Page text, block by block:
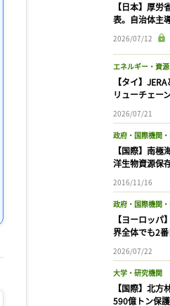
【日本】厚
表。自治体主
2026/07/12
エネルギー・資源
【タイ】
リューチェー
2026/07/21
政府・国際機関・
【国際】南
洋生物資源保
2016/11/16
政府・国際機関・
【ヨーロッ
界全体でも2
2026/07/22
大学・研究機関
【国際】北
590億トン保